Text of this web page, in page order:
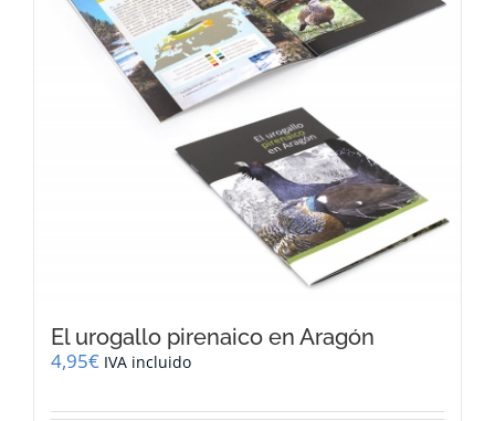
El urogallo pirenaico en Aragón
4,95€ IVA incluido